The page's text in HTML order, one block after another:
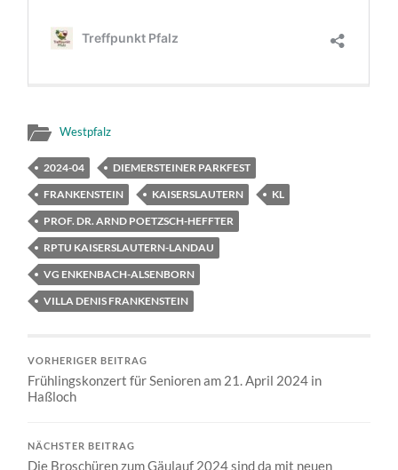
Westpfalz
2024-04
DIEMERSTEINER PARKFEST
FRANKENSTEIN
KAISERSLAUTERN
KL
PROF. DR. ARND POETZSCH-HEFFTER
RPTU KAISERSLAUTERN-LANDAU
VG ENKENBACH-ALSENBORN
VILLA DENIS FRANKENSTEIN
VORHERIGER BEITRAG
Frühlingskonzert für Senioren am 21. April 2024 in
Haßloch
NÄCHSTER BEITRAG
Die Broschüren zum Gäulauf 2024 sind da mit neuen